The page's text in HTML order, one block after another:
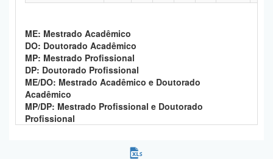
ME: Mestrado Acadêmico
DO: Doutorado Acadêmico
MP: Mestrado Profissional
DP: Doutorado Profissional
ME/DO: Mestrado Acadêmico e Doutorado
Acadêmico
MP/DP: Mestrado Profissional e Doutorado
Profissional